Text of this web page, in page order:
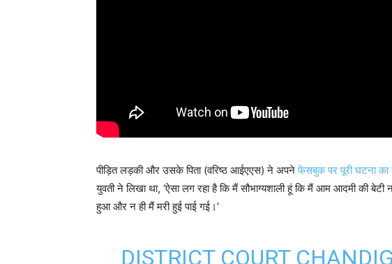
पीड़ित लड़की और उसके पिता (वरिष्ठ आईएएस) ने अपनेफेसबुक पर पूरी घटना का
युवती ने लिखा था, ‘ऐसा लग रहा है कि मैं सौभाग्यशाली हूं कि मैं आम आदमी की
हुआ और न ही मैं मरी हुई पाई गई।’
DISTRICT COURT